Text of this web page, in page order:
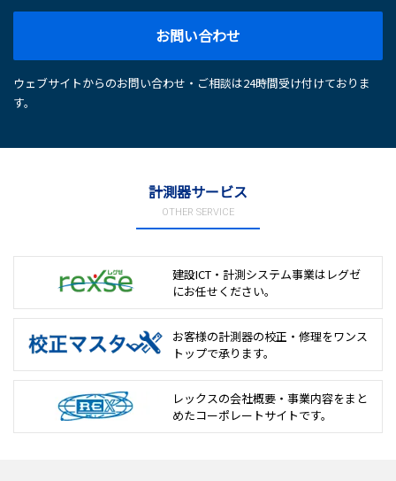
お問い合わせ
ウェブサイトからのお問い合わせ・ご相談は24時間受け付けておりま
す。
計測器サービス
OTHER SERVICE
建設ICT・計測システム事業は レグゼ
にお任せください。
お客様の計測器の校正・修理をワンス
トップで承ります。
レックスの会社概要・事業内容をまと
めたコーポレートサイトです。